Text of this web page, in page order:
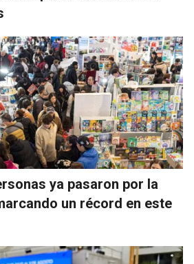
ya pasaron por la
un récord en este